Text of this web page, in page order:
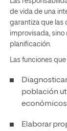
de vida de una
garantiza que las
improvisada,
planificación.
Las funciones
población
Elaborar